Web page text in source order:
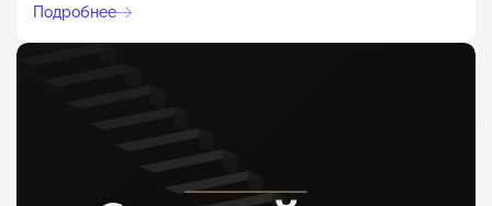
Подробнее